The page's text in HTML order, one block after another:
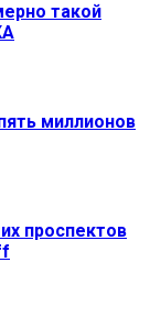
такой
миллионов
проспектов